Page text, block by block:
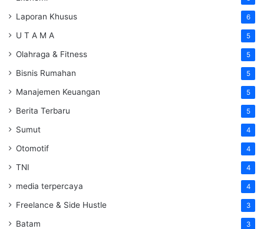
Laporan Khusus 6
U T A M A 5
Olahraga & Fitness 5
Bisnis Rumahan 5
Manajemen Keuangan 5
Berita Terbaru 5
Sumut 4
Otomotif 4
TNI 4
media terpercaya 4
Freelance & Side Hustle 3
Batam 3